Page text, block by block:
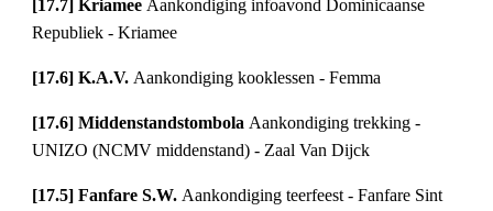
[17.7] Kriamee Aankondiging infoavond Dominicaanse
Republiek - Kriamee
[17.6] K.A.V. Aankondiging kooklessen - Femma
[17.6] Middenstandstombola Aankondiging trekking -
UNIZO (NCMV middenstand) - Zaal Van Dijck
[17.5] Fanfare S.W. Aankondiging teerfeest - Fanfare Sint